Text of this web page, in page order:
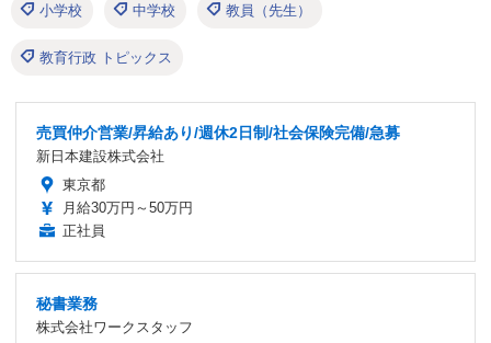
小学校 中学校 教員（先生）
教育行政 トピックス
売買仲介営業/昇給あり/週休2日制/社会保険完備/急募
新日本建設株式会社
東京都
月給30万円～50万円
正社員
秘書業務
株式会社ワークスタッフ